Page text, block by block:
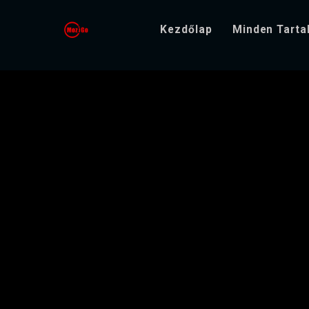
Kezdőlap Minden